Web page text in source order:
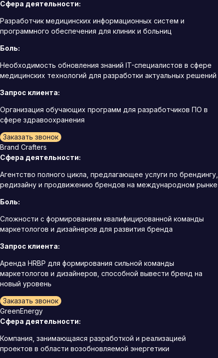
Сфера деятельности:
Разработчик медицинских информационных систем и
программного обеспечения для клиник и больниц
Боль:
Необходимость обновления знаний IT-специалистов в сфере
медицинских технологий для разработки актуальных решений
Запрос клиента:
Организация обучающих программ для разработчиков ПО в
сфере здравоохранения
Заказать звонок
Brand Crafters
Сфера деятельности:
Агентство полного цикла, предлагающее услуги по брендингу,
редизайну и продвижению брендов на международном рынке
Боль:
Сложности с формированием квалифицированной команды
маркетологов и дизайнеров для развития бренда
Запрос клиента:
Аренда HRBP для формирования сильной команды
маркетологов и дизайнеров, способной вывести бренд на
новый уровень
Заказать звонок
GreenEnergy
Сфера деятельности:
Компания, занимающаяся разработкой и реализацией
проектов в области возобновляемой энергетики